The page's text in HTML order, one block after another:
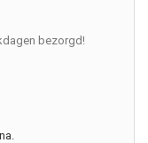
bezorgd!